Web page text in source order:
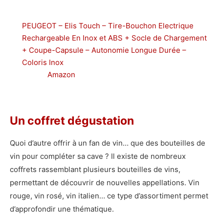
PEUGEOT – Elis Touch – Tire-Bouchon Electrique
Rechargeable En Inox et ABS + Socle de Chargement
+ Coupe-Capsule – Autonomie Longue Durée –
Coloris Inox
Amazon
Un coffret dégustation
Quoi d’autre offrir à un fan de vin… que des bouteilles de
vin pour compléter sa cave ? Il existe de nombreux
coffrets rassemblant plusieurs bouteilles de vins,
permettant de découvrir de nouvelles appellations. Vin
rouge, vin rosé, vin italien… ce type d’assortiment permet
d’approfondir une thématique.